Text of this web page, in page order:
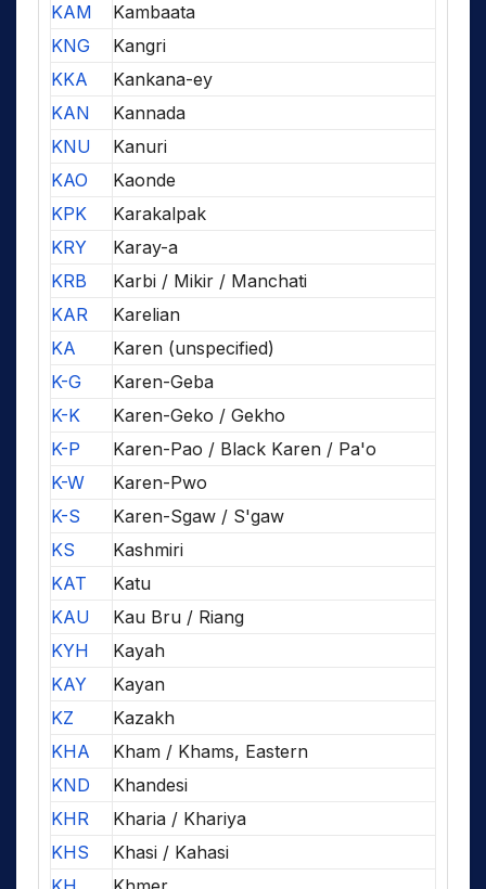
KAM
Kambaata
KNG
Kangri
KKA
Kankana-ey
KAN
Kannada
KNU
Kanuri
KAO
Kaonde
KPK
Karakalpak
KRY
Karay-a
KRB
Karbi / Mikir / Manchati
KAR
Karelian
KA
Karen (unspecified)
K-G
Karen-Geba
K-K
Karen-Geko / Gekho
K-P
Karen-Pao / Black Karen / Pa'o
K-W
Karen-Pwo
K-S
Karen-Sgaw / S'gaw
KS
Kashmiri
KAT
Katu
KAU
Kau Bru / Riang
KYH
Kayah
KAY
Kayan
KZ
Kazakh
KHA
Kham / Khams, Eastern
KND
Khandesi
KHR
Kharia / Khariya
KHS
Khasi / Kahasi